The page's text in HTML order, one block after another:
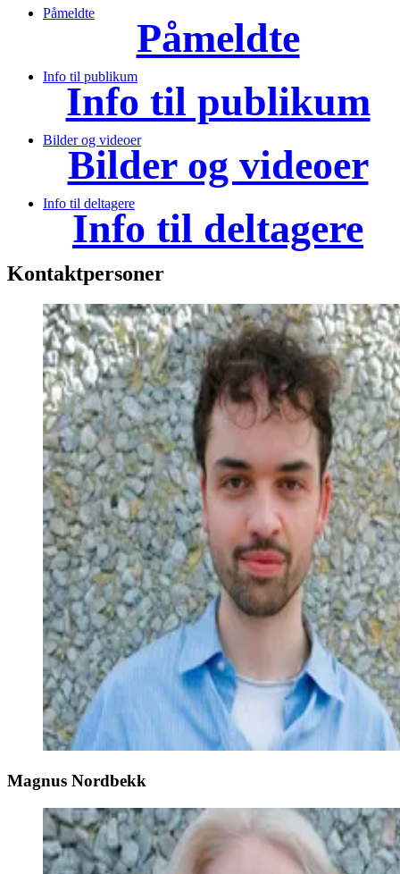
Påmeldte
Påmeldte
Info til publikum
Info til publikum
Bilder og videoer
Bilder og videoer
Info til deltagere
Info til deltagere
Kontaktpersoner
Magnus Nordbekk